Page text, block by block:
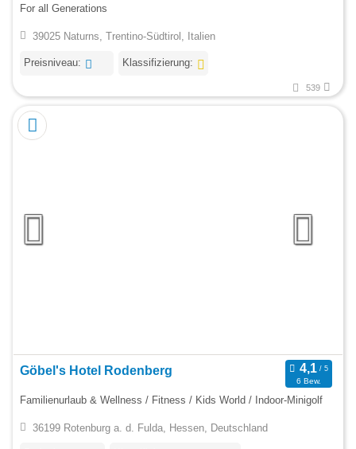
For all Generations
39025 Naturns, Trentino-Südtirol, Italien
Preisniveau: Klassifizierung:
539
Göbel's Hotel Rodenberg
6 Bew.
Familienurlaub & Wellness / Fitness / Kids World / Indoor-Minigolf
36199 Rotenburg a. d. Fulda, Hessen, Deutschland